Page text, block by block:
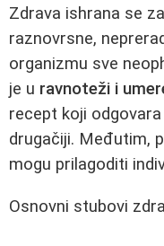
Zdrava ishrana se
raznovrsne,
organizmu sve
je u ravnoteži i
recept koji
drugačiji. Međutim,
mogu prilagoditi
Osnovni stubovi